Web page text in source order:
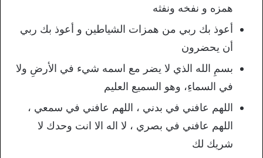
همزه و نفخه ونفثه
أعوذ بك ربي من همزات الشياطين و أعوذ بك ربي
أن يحضرون
بسمِ الله الذي لا يضر مع اسمه شيء في الأرضِ ولا
في السماءِ، وهو السميع العليم
اللهم عافني في بدني ، اللهم عافني في سمعي ،
اللهم عافني في بصري ، لا اله الا انت وحدك لا
شريك لك